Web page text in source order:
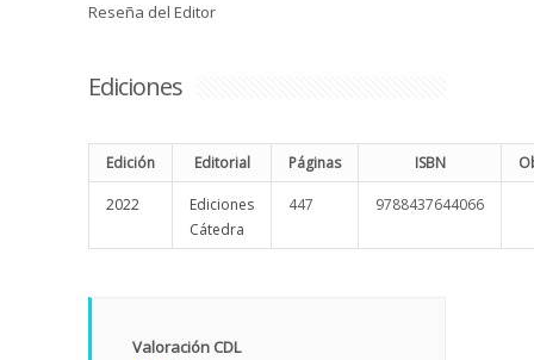
Reseña del Editor
Ediciones
Edición Editorial Páginas ISBN
2022
Ediciones
Cátedra
447 9788437644066
Valoración CDL